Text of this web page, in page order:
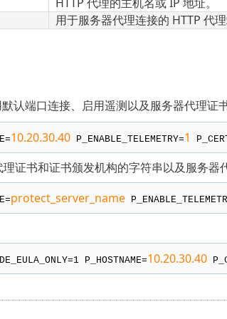
用于服务器代理连接的 HTTP 代
认端口连接、启用遥测以及服务器代理证
10.20.30.40P_ENABLE_TELEMETRY=1
证书和证书颁发机构的字符串以及服务器
protect_server_name
P_HOSTNAME=10.20.30.40